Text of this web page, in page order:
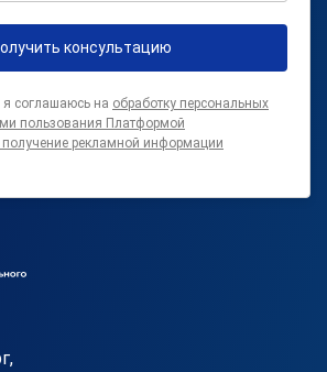
консультацию
соглашаюсь на обработку персональных
пользования Платформой
рекламной информации